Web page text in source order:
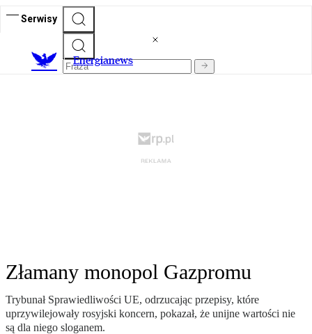
Serwisy
Energianews
Złamany monopol Gazpromu
Trybunał Sprawiedliwości UE, odrzucając przepisy, które
uprzywilejowały rosyjski koncern, pokazał, że unijne wartości nie
są dla niego sloganem.